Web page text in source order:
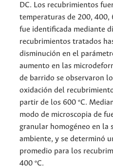
DC. Los recubrimientos
temperaturas de 200, 400,
fue identificada mediante
recubrimientos tratados
disminución en el
aumento en las
de barrido se observaron
oxidación del
partir de los 600 ºC.
modo de microscopia de
granular homogéneo en la
ambiente, y se determinó
promedio para los
400 ºC.